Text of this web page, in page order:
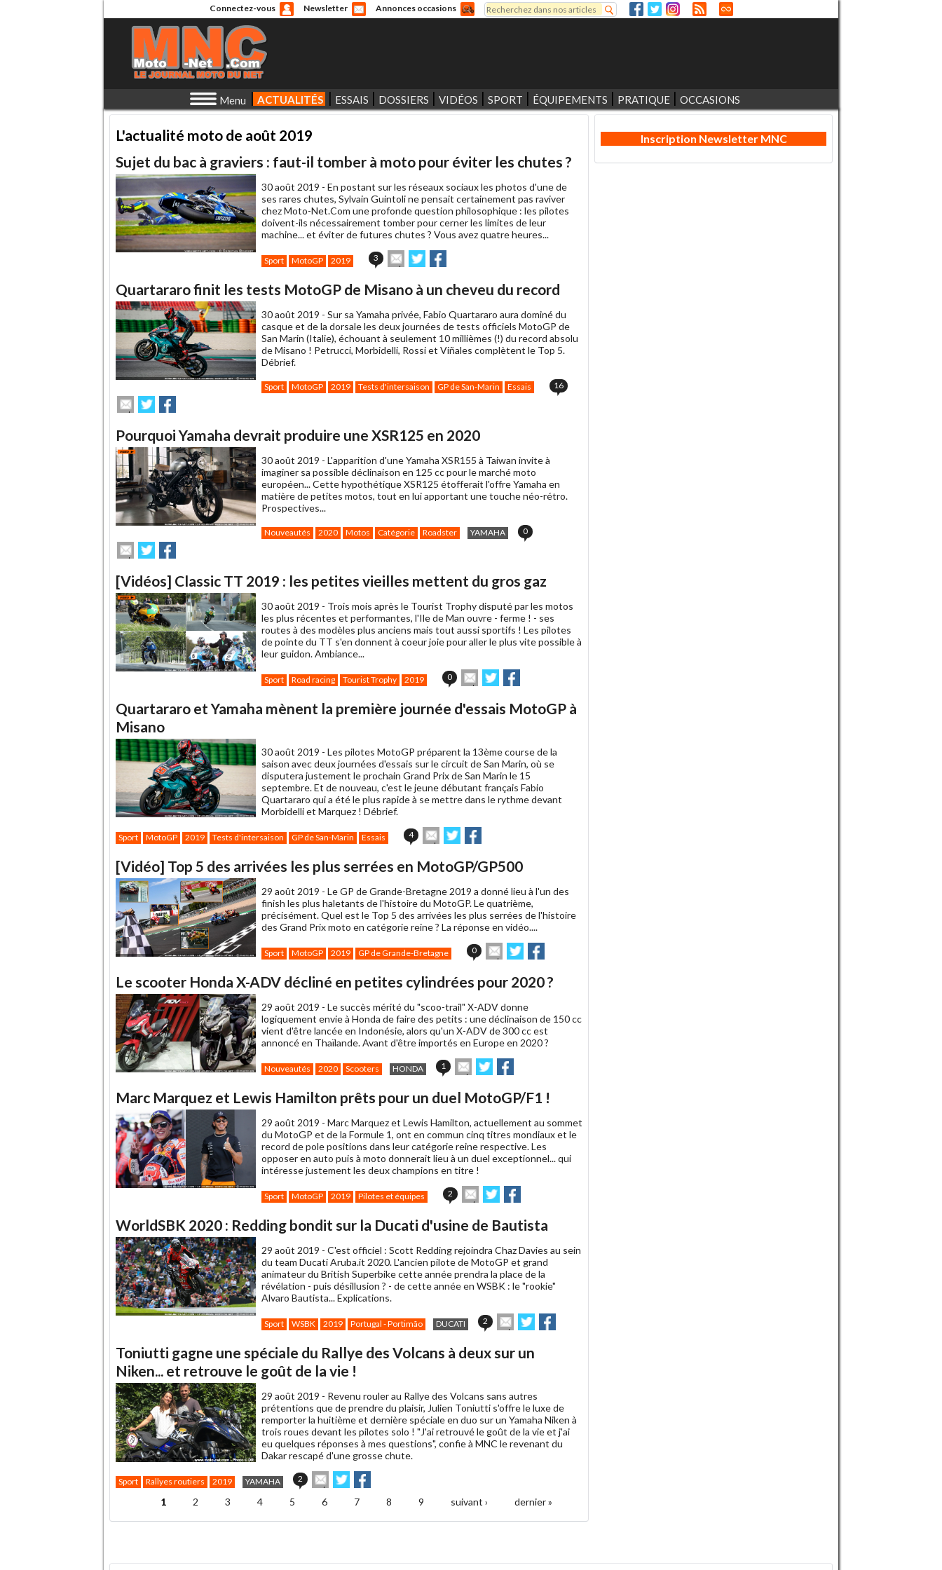
Connectez-vous Newsletter Annonces occasions
Formulaire de recherche
Rechercher
Menu ACTUALITÉS ESSAIS DOSSIERS VIDÉOS SPORT ÉQUIPEMENTS PRATIQUE OCCASIONS
L'actualité moto de août 2019
Sujet du bac à graviers : faut-il tomber à moto pour éviter les chutes ?
30 août 2019 - En postant sur les réseaux sociaux les photos d'une de
ses rares chutes, Sylvain Guintoli ne pensait certainement pas raviver
chez Moto-Net.Com une profonde question philosophique : les pilotes
doivent-ils nécessairement tomber pour cerner les limites de leur
machine... et éviter de futures chutes ? Vous avez quatre heures...
Sport MotoGP 2019 3
Envoyer
cet
à
ami
Partager
sur sur
Quartararo finit les tests MotoGP de Misano à un cheveu du record
30 août 2019 - Sur sa Yamaha privée, Fabio Quartararo aura dominé du
casque et de la dorsale les deux journées de tests officiels MotoGP de
San Marin (Italie), échouant à seulement 10 millièmes (!) du record absolu
de Misano ! Petrucci, Morbidelli, Rossi et Viñales complètent le Top 5.
Débrief.
Sport MotoGP 2019 Tests d'intersaison GP de San-Marin Essais 16
Envoyer
cet
à
un
ami
Partager
sur
sur
Pourquoi Yamaha devrait produire une XSR125 en 2020
30 août 2019 - L'apparition d'une Yamaha XSR155 à Taiwan invite à
imaginer sa possible déclinaison en 125 cc pour le marché moto
européen... Cette hypothétique XSR125 étofferait l'offre Yamaha en
matière de petites motos, tout en lui apportant une touche néo-rétro.
Prospectives...
Nouveautés 2020 Motos Catégorie Roadster YAMAHA 0
Envoyer
cet
à
un
ami
Partager
sur
sur
[Vidéos] Classic TT 2019 : les petites vieilles mettent du gros gaz
30 août 2019 - Trois mois après le Tourist Trophy disputé par les motos
les plus récentes et performantes, l'Ile de Man ouvre - ferme ! - ses
routes à des modèles plus anciens mais tout aussi sportifs ! Les pilotes
de pointe du TT s'en donnent à coeur joie pour aller le plus vite possible à
leur guidon. Ambiance...
Sport Road racing Tourist Trophy 2019 0
Envoyer
cet
à
Partager
sur sur
Quartararo et Yamaha mènent la première journée d'essais MotoGP à
Misano
30 août 2019 - Les pilotes MotoGP préparent la 13ème course de la
saison avec deux journées d'essais sur le circuit de San Marin, où se
disputera justement le prochain Grand Prix de San Marin le 15
septembre. Et de nouveau, c'est le jeune débutant français Fabio
Quartararo qui a été le plus rapide à se mettre dans le rythme devant
Morbidelli et Marquez ! Débrief.
Sport MotoGP 2019 Tests d'intersaison GP de San-Marin Essais 4
Envoyer
cet
à
ami
Partager
sur sur
[Vidéo] Top 5 des arrivées les plus serrées en MotoGP/GP500
29 août 2019 - Le GP de Grande-Bretagne 2019 a donné lieu à l'un des
finish les plus haletants de l'histoire du MotoGP. Le quatrième,
précisément. Quel est le Top 5 des arrivées les plus serrées de l'histoire
des Grand Prix moto en catégorie reine ? La réponse en vidéo....
Sport MotoGP 2019 GP de Grande-Bretagne 0
Envoyer
cet
à
ami
Partager
sur sur
Le scooter Honda X-ADV décliné en petites cylindrées pour 2020 ?
29 août 2019 - Le succès mérité du "scoo-trail" X-ADV donne
logiquement envie à Honda de faire des petits : une déclinaison de 150 cc
vient d'être lancée en Indonésie, alors qu'un X-ADV de 300 cc est
annoncé en Thaïlande. Avant d'être importés en Europe en 2020 ?
Nouveautés 2020 Scooters HONDA 1
Envoyer
cet
à
ami
Partager
sur sur
Marc Marquez et Lewis Hamilton prêts pour un duel MotoGP/F1 !
29 août 2019 - Marc Marquez et Lewis Hamilton, actuellement au sommet
du MotoGP et de la Formule 1, ont en commun cinq titres mondiaux et le
record de pole positions dans leur catégorie reine respective. Les
opposer en auto puis à moto donnerait lieu à un duel exceptionnel... qui
intéresse justement les deux champions en titre !
Sport MotoGP 2019 Pilotes et équipes 2
Envoyer
cet
à
ami
Partager
sur sur
WorldSBK 2020 : Redding bondit sur la Ducati d'usine de Bautista
29 août 2019 - C'est officiel : Scott Redding rejoindra Chaz Davies au sein
du team Ducati Aruba.it 2020. L'ancien pilote de MotoGP et grand
animateur du British Superbike cette année prendra la place de la
révélation - puis désillusion ? - de cette année en WSBK : le "rookie"
Alvaro Bautista... Explications.
Sport WSBK 2019 Portugal - Portimão DUCATI 2
Envoyer
cet
à
Partager
sur sur
Toniutti gagne une spéciale du Rallye des Volcans à deux sur un
Niken... et retrouve le goût de la vie !
29 août 2019 - Revenu rouler au Rallye des Volcans sans autres
prétentions que de prendre du plaisir, Julien Toniutti s'offre le luxe de
remporter la huitième et dernière spéciale en duo sur un Yamaha Niken à
trois roues devant les pilotes solo ! "J'ai retrouvé le goût de la vie et j'ai
eu quelques réponses à mes questions", confie à MNC le revenant du
Dakar rescapé d'une grosse chute.
Sport Rallyes routiers 2019 YAMAHA 2
Envoyer
cet
article
un
Partager
sur
Twitter
sur
Facebook
1 2 3 4 5 6 7 8 9 suivant › dernier »
Inscription Newsletter MNC